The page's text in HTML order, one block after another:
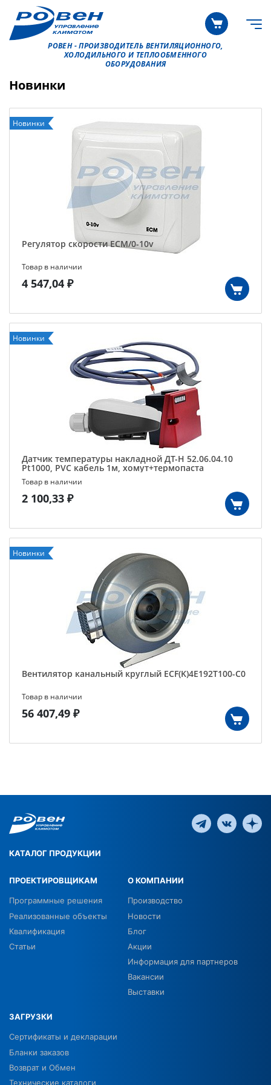
РОВЕН - ПРОИЗВОДИТЕЛЬ ВЕНТИЛЯЦИОННОГО,
ХОЛОДИЛЬНОГО И ТЕПЛООБМЕННОГО
ОБОРУДОВАНИЯ
Новинки
Новинки
Регулятор скорости ECM/0-10v
Товар в наличии
4 547,04 ₽
Новинки
Датчик температуры накладной ДТ-Н 52.06.04.10
Pt1000, PVC кабель 1м, хомут+термопаста
Товар в наличии
2 100,33 ₽
Новинки
Вентилятор канальный круглый ECF(K)4E192T100-C0
Товар в наличии
56 407,49 ₽
КАТАЛОГ ПРОДУКЦИИ
ПРОЕКТИРОВЩИКАМ
Программные решения
Реализованные объекты
Квалификация
Статьи
О КОМПАНИИ
Производство
Новости
Блог
Акции
Информация для партнеров
Вакансии
Выставки
ЗАГРУЗКИ
Сертификаты и декларации
Бланки заказов
Возврат и Обмен
Технические каталоги